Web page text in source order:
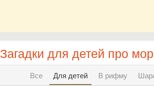
Загадки для детей про
Все Для детей В рифму